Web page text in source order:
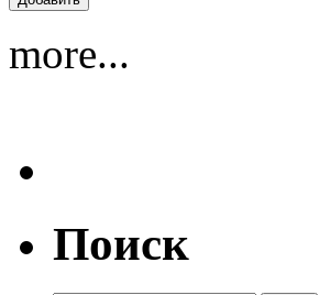
more...
Поиск